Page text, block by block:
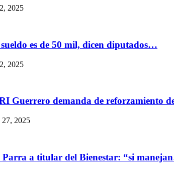
2025
es de 50 mil, dicen diputados…
2025
Guerrero demanda de reforzamiento
27, 2025
Parra a titular del Bienestar: “si